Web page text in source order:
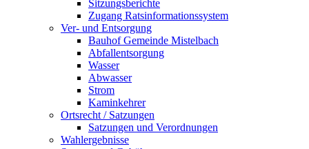
Sitzungsberichte
Zugang Ratsinformationssystem
Ver- und Entsorgung
Bauhof Gemeinde Mistelbach
Abfallentsorgung
Wasser
Abwasser
Strom
Kaminkehrer
Ortsrecht / Satzungen
Satzungen und Verordnungen
Wahlergebnisse